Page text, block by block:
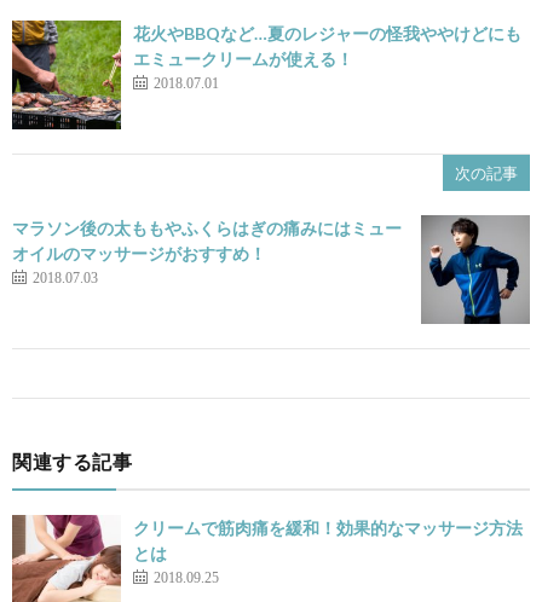
花火やBBQなど…夏のレジャーの怪我ややけどにも
エミュークリームが使える！
2018.07.01
次の記事
マラソン後の太ももやふくらはぎの痛みにはミュー
オイルのマッサージがおすすめ！
2018.07.03
関連する記事
クリームで筋肉痛を緩和！効果的なマッサージ方法
とは
2018.09.25